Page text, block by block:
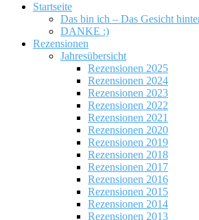
Startseite
Das bin ich – Das Gesicht
DANKE :)
Rezensionen
Jahresübersicht
Rezensionen 2025
Rezensionen 2024
Rezensionen 2023
Rezensionen 2022
Rezensionen 2021
Rezensionen 2020
Rezensionen 2019
Rezensionen 2018
Rezensionen 2017
Rezensionen 2016
Rezensionen 2015
Rezensionen 2014
Rezensionen 2013